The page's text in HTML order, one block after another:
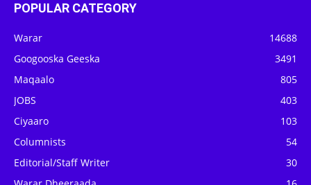
POPULAR CATEGORY
Warar
14688
Googooska Geeska
3491
Maqaalo
805
JOBS
403
Ciyaaro
103
Columnists
54
Editorial/Staff Writer
30